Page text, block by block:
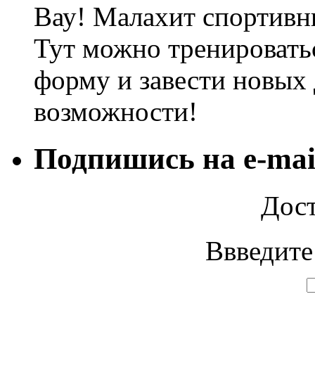
Вау! Малахит
Тут можно
форму и завести новых
возможности!
Подпишись на e-